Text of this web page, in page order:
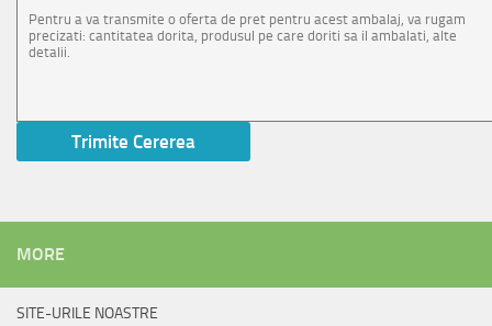
MORE
SITE-URILE NOASTRE